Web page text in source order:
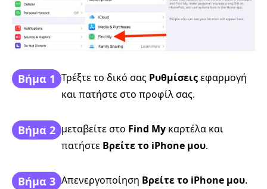
Βήμα 1 Τρέξτε το δικό σας Ρυθμίσειςεφαρμογή
και πατήστε στο προφίλ σας.
Βήμα 2 μεταβείτε στο Find My καρτέλα και
πατήστε Βρείτε το iPhone μου.
Βήμα 3 Απενεργοποίηση Βρείτε το iPhone μου.